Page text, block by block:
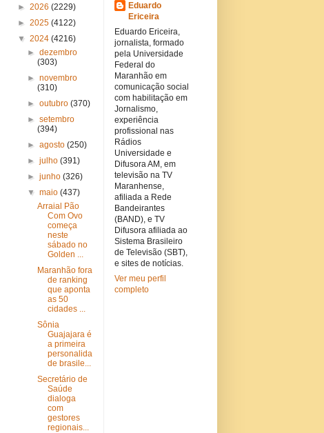
► 2026 (2229)
► 2025 (4122)
▼ 2024 (4216)
► dezembro
(303)
► novembro
(310)
► outubro (370)
► setembro
(394)
► agosto (250)
► julho (391)
► junho (326)
▼ maio (437)
Arraial Pão
Com Ovo
começa
neste
sábado no
Golden ...
Maranhão fora
de ranking
que aponta
as 50
cidades ...
Sônia
Guajajara é
a primeira
personalida
de brasile...
Secretário de
Saúde
dialoga
com
gestores
regionais...
Eduardo
Ericeira
Eduardo Ericeira,
jornalista, formado
pela Universidade
Federal do
Maranhão em
comunicação social
com habilitação em
Jornalismo,
experiência
profissional nas
Rádios
Universidade e
Difusora AM, em
televisão na TV
Maranhense,
afiliada a Rede
Bandeirantes
(BAND), e TV
Difusora afiliada ao
Sistema Brasileiro
de Televisão (SBT),
e sites de notícias.
Ver meu perfil
completo